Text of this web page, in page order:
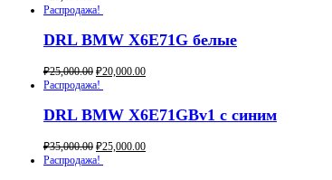
Распродажа!
DRL BMW X6E71G белые
₽25,000.00 ₽20,000.00
Распродажа!
DRL BMW X6E71GBv1 с синим
₽35,000.00 ₽25,000.00
Распродажа!